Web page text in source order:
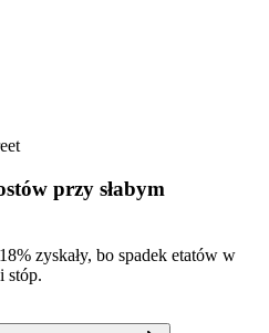
przy słabym
zyskały, bo spadek etatów w
stóp.